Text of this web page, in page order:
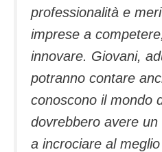
professionalità e
imprese a
innovare. Giovani,
potranno contare
conoscono il mondo
dovrebbero avere
a incrociare al